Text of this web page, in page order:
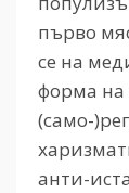
първо
се на
форма на
(само-
анти-